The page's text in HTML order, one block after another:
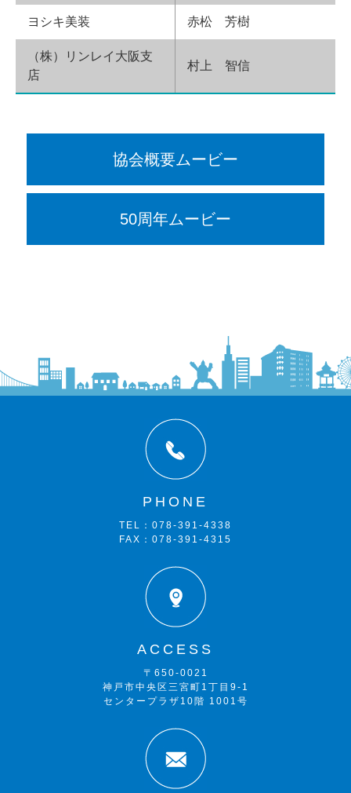
ヨシキ美装 赤松 芳樹
（株）リンレイ大阪支
店
村上 智信
協会概要ムービー
50周年ムービー
PHONE
TEL：078-391-4338
FAX：078-391-4315
ACCESS
〒650-0021
神戸市中央区三宮町1丁目9-1
センタープラザ10階 1001号